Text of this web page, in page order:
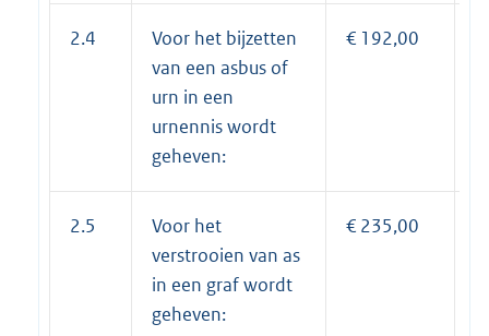
2.4
Voor het bijzetten
van een asbus of
urn in een
urnennis wordt
geheven:
€ 192,00
2.5
Voor het
verstrooien van as
in een graf wordt
geheven:
€ 235,00